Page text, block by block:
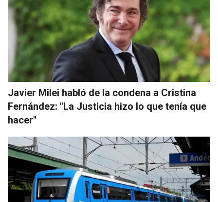
Javier Milei habló de la condena a Cristina
Fernández: "La Justicia hizo lo que tenía que
hacer"